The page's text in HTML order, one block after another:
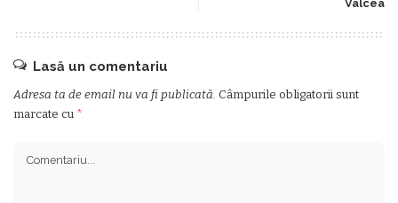
Vâlcea
Lasă un comentariu
Adresa ta de email nu va fi publicată. Câmpurile obligatorii sunt
marcate cu *